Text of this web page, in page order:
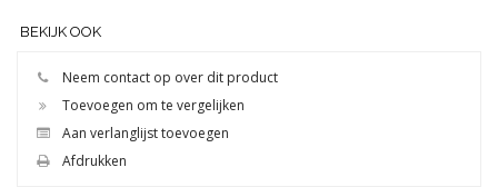
BEKIJK OOK
Neem contact op over dit product
Toevoegen om te vergelijken
Aan verlanglijst toevoegen
Afdrukken